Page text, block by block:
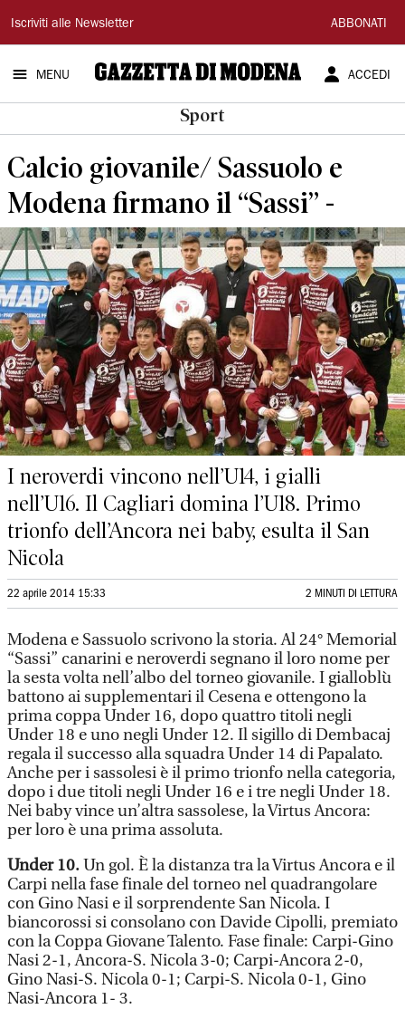
Gazzetta
di
Modena
Iscriviti alle Newsletter ABBONATI
MENU ACCEDI
Sport
Calcio giovanile/ Sassuolo e
Modena firmano il “Sassi” -
I neroverdi vincono nell’U14, i gialli
nell’U16. Il Cagliari domina l’U18. Primo
trionfo dell’Ancora nei baby, esulta il San
Nicola
22 aprile 2014 15:33 2 MINUTI DI LETTURA
Modena e Sassuolo scrivono la storia. Al 24° Memorial
“Sassi” canarini e neroverdi segnano il loro nome per
la sesta volta nell’albo del torneo giovanile. I gialloblù
battono ai supplementari il Cesena e ottengono la
prima coppa Under 16, dopo quattro titoli negli
Under 18 e uno negli Under 12. Il sigillo di Dembacaj
regala il successo alla squadra Under 14 di Papalato.
Anche per i sassolesi è il primo trionfo nella categoria,
dopo i due titoli negli Under 16 e i tre negli Under 18.
Nei baby vince un’altra sassolese, la Virtus Ancora:
per loro è una prima assoluta.
Under 10.Un gol. È la distanza tra la Virtus Ancora e il
Carpi nella fase finale del torneo nel quadrangolare
con Gino Nasi e il sorprendente San Nicola. I
biancorossi si consolano con Davide Cipolli, premiato
con la Coppa Giovane Talento. Fase finale: Carpi-Gino
Nasi 2-1, Ancora-S. Nicola 3-0; Carpi-Ancora 2-0,
Gino Nasi-S. Nicola 0-1; Carpi-S. Nicola 0-1, Gino
Nasi-Ancora 1- 3.